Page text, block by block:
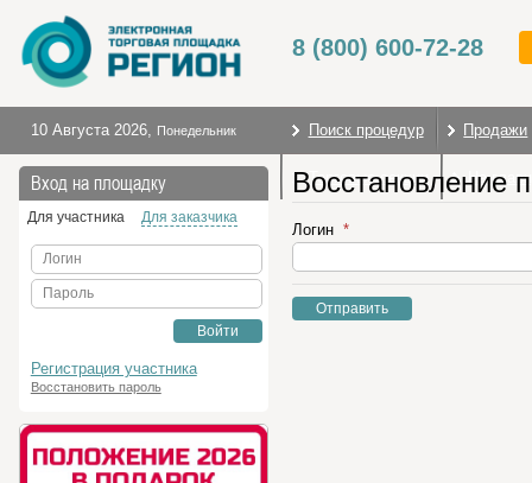
8 (800) 600-72-28
10 Августа 2026, Понедельник Поиск процедур Продажи
Торговые секции На
Вход на площадку
Для участника Для заказчика
Логин
Пароль
Войти
Регистрация участника
Восстановить пароль
Восстановление
Логин
Отправить